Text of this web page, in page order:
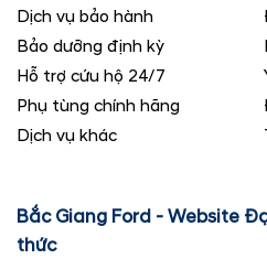
Dịch vụ bảo hành
Bảo dưỡng định kỳ
Hỗ trợ cứu hộ 24/7
Phụ tùng chính hãng
Dịch vụ khác
Bắc Giang Ford - Website
thức